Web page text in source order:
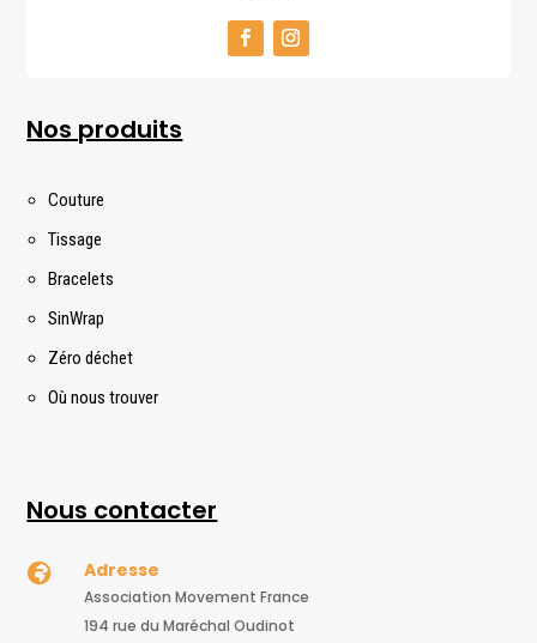
Nos produits
Couture
Tissage
Bracelets
SinWrap
Zéro déchet
Où nous trouver
Nous contacter
 Adresse
Association Movement France
194 rue du Maréchal Oudinot